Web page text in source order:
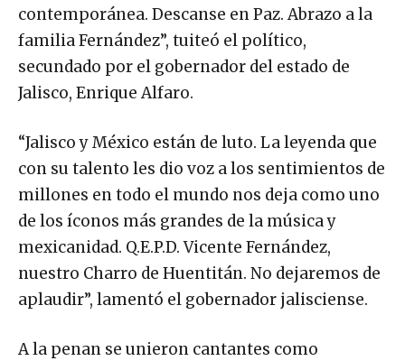
contemporánea. Descanse en Paz. Abrazo a la
familia Fernández”, tuiteó el político,
secundado por el gobernador del estado de
Jalisco, Enrique Alfaro.
“Jalisco y México están de luto. La leyenda que
con su talento les dio voz a los sentimientos de
millones en todo el mundo nos deja como uno
de los íconos más grandes de la música y
mexicanidad. Q.E.P.D. Vicente Fernández,
nuestro Charro de Huentitán. No dejaremos de
aplaudir”, lamentó el gobernador jalisciense.
A la penan se unieron cantantes como